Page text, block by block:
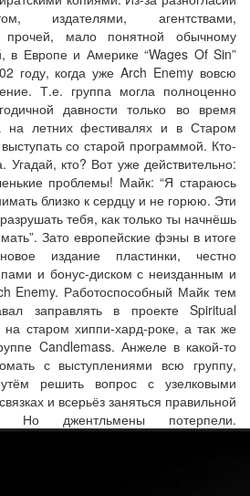
издателями, агентствами,
прочей, мало понятной обычному
в Европе и Америке “Wages Of Sin”
году, когда уже Arch Enemy вовсю
Т.е. группа могла полноценно
давности только во время
на летних фестивалях и в Старом
со старой программой. Кто-
Угадай, кто? Вот уже действительно:
проблемы! Майк: “Я стараюсь
близко к сердцу и не горюю. Эти
тебя, как только ты начнёшь
Зато европейские фэны в итоге
издание пластинки, честно
и бонус-диском с неизданным и
Enemy. Работоспособный Майк тем
заправлять в проекте Spiritual
на старом хиппи-хард-роке, а так же
Candlemass. Анжеле в какой-то
с выступлениями всю группу,
решить вопрос с узелковыми
и всерьёз заняться правильной
Но джентльмены потерпели.